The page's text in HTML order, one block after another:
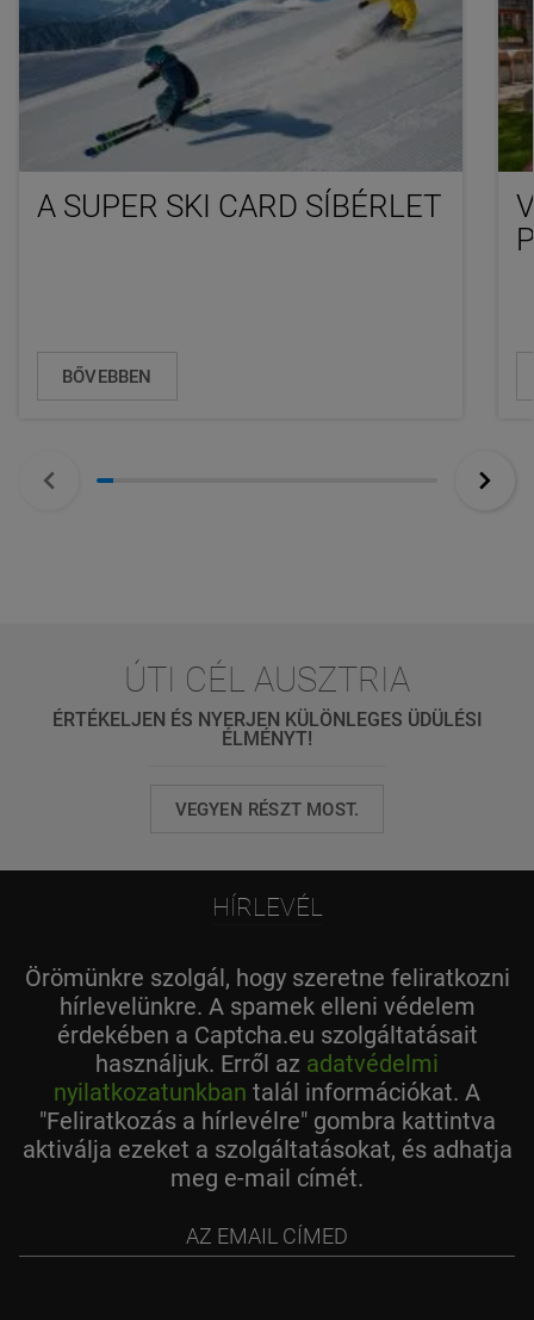
A SUPER SKI CARD SÍBÉRLET
BŐVEBBEN
ÚTI CÉL AUSZTRIA
ÉRTÉKELJEN ÉS NYERJEN KÜLÖNLEGES ÜDÜLÉSI
ÉLMÉNYT!
VEGYEN RÉSZT MOST.
HÍRLEVÉL
Örömünkre szolgál, hogy szeretne feliratkozni
hírlevelünkre. A spamek elleni védelem
érdekében a Captcha.eu szolgáltatásait
használjuk. Erről az adatvédelmi
nyilatkozatunkban talál információkat. A
"Feliratkozás a hírlevélre" gombra kattintva
aktiválja ezeket a szolgáltatásokat, és adhatja
meg e-mail címét.
címed